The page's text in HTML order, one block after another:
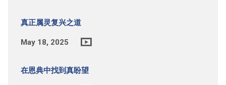
真正属灵复兴之道
May 18, 2025
在恩典中找到真盼望